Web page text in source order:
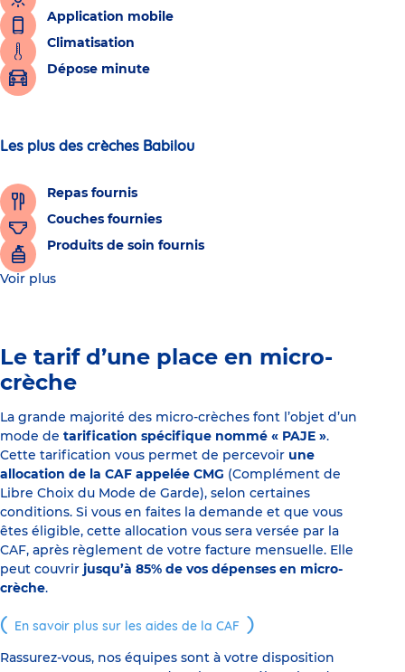
Application mobile
Climatisation
Dépose minute
Les plus des crèches Babilou
Repas fournis
Couches fournies
Produits de soin fournis
Voir plus
Le tarif d’une place en micro-
crèche
La grande majorité des micro-crèches font l’objet d’un
mode de tarification spécifique nommé « PAJE ».
Cette tarification vous permet de percevoir une
allocation de la CAF appelée CMG (Complément de
Libre Choix du Mode de Garde), selon certaines
conditions. Si vous en faites la demande et que vous
êtes éligible, cette allocation vous sera versée par la
CAF, après règlement de votre facture mensuelle. Elle
peut couvrir jusqu’à 85% de vos dépenses en micro-
crèche.
En savoir plus sur les aides de la CAF
Rassurez-vous, nos équipes sont à votre disposition